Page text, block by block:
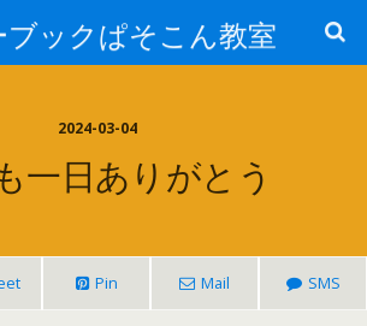
ブックぱそこん教室
2024-03-04
一日ありがとう
Pin Mail SMS